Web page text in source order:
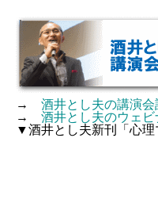
→ 酒井とし夫の講演会
→ 酒井とし夫のウェビ
▼酒井とし夫新刊「心理